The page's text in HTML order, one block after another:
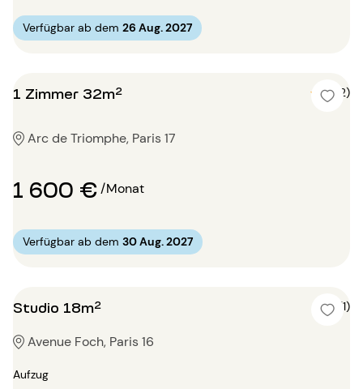
Verfügbar ab dem 26 Aug. 2027
1 Zimmer 32m² 5 (2)
Arc de Triomphe, Paris 17
1 600 €/Monat
Verfügbar ab dem 30 Aug. 2027
Studio 18m² 5 (1)
Avenue Foch, Paris 16
Aufzug